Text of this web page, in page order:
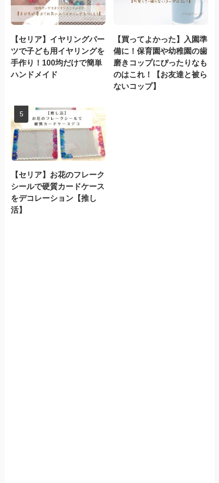
【セリア】イヤリングパー
ツで子ども用イヤリングを
手作り！100均だけで簡単
ハンドメイド
【買ってよかった】入園準
備に！保育園や幼稚園の歯
磨きコップにぴったりなも
のはこれ！【お友達と被ら
ないコップ】
【セリア】お花のフレーク
シールで硬質カードケース
をデコレーション【推し
活】